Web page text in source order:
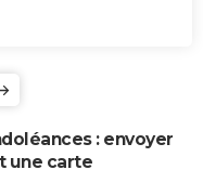
: envoyer
une carte